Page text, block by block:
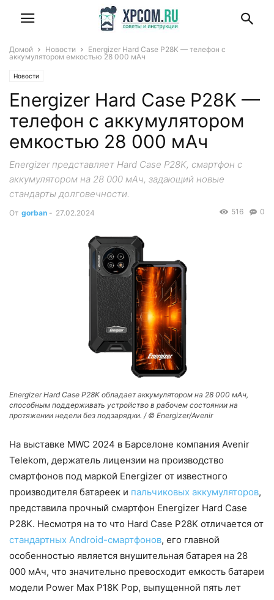
Домой Новости
Energizer Hard Case P28K — телефон с
аккумулятором емкостью 28 000 мАч
Новости
Energizer Hard Case P28K —
телефон с аккумулятором
емкостью 28 000 мАч
Energizer представляет Hard Case P28K, смартфон с
аккумулятором на 28 000 мАч, задающий новые
стандарты долговечности.
От gorban - 27.02.2024 0
516
Energizer Hard Case P28K обладает аккумулятором на 28 000 мАч,
способным поддерживать устройство в рабочем состоянии на
протяжении недели без подзарядки. / © Energizer/Avenir
На выставке MWC 2024 в Барселоне компания Avenir
Telekom, держатель лицензии на производство
смартфонов под маркой Energizer от известного
производителя батареек и пальчиковых аккумуляторов,
представила прочный смартфон Energizer Hard Case
P28K. Несмотря на то что Hard Case P28K отличается от
стандартных Android-смартфонов, его главной
особенностью является внушительная батарея на 28
000 мАч, что значительно превосходит емкость батареи
модели Power Max P18K Pop, выпущенной пять лет